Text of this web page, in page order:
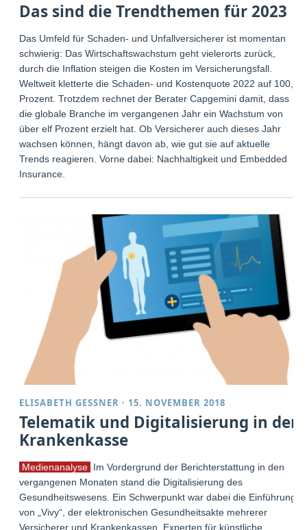
Das sind die Trendthemen für 2023
Das Umfeld für Schaden- und Unfallversicherer ist momentan
schwierig: Das Wirtschaftswachstum geht vielerorts zurück,
durch die Inflation steigen die Kosten im Versicherungsfall.
Weltweit kletterte die Schaden- und Kostenquote 2022 auf 100,7
Prozent. Trotzdem rechnet der Berater Capgemini damit, dass
die globale Branche im vergangenen Jahr ein Wachstum von
über elf Prozent erzielt hat. Ob Versicherer auch dieses Jahr
wachsen können, hängt davon ab, wie gut sie auf aktuelle
Trends reagieren. Vorne dabei: Nachhaltigkeit und Embedded
Insurance.
ELISABETH GESSNER · 15. NOVEMBER 2018
Telematik und Digitalisierung in der
Krankenkasse
Medienanalyse Im Vordergrund der Berichterstattung in den
vergangenen Monaten stand die Digitalisierung des
Gesundheitswesens. Ein Schwerpunkt war dabei die Einführung
von „Vivy“, der elektronischen Gesundheitsakte mehrerer
Versicherer und Krankenkassen. Experten für künstliche